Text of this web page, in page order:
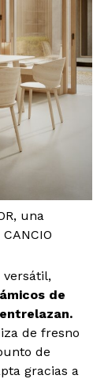
una
de
de fresno
de
gracias a